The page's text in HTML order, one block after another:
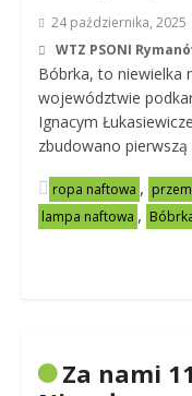
24 października, 2025
WTZ PSONI
Bóbrka, to niewielka
województwie
Ignacym
zbudowano
ropa naftowa ,
lampa naftowa ,
Za nami